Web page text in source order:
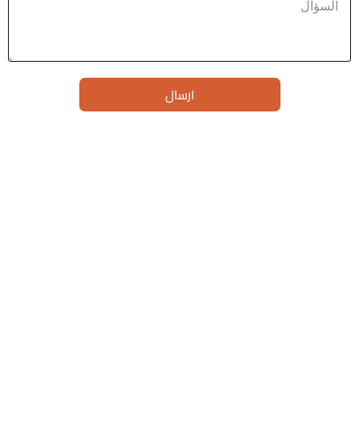
ارسال